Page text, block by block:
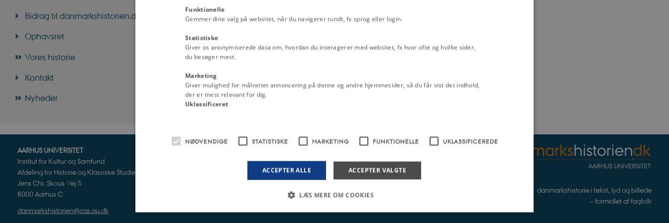
Bidrag til danmarkshistorien.dk
Ophavsret
Vores historie
Kontakt
Nyheder
AARHUS UNIVERSITET
Institut for Kultur og Samfund
Afdeling for Historie og Klassiske Studier
Jens Chr. Skous Vej 5
8000 Aarhus C
danmarkshistorien@cas.au.dk
danmarkshistorie i tekst, lyd og billede
– formidlet af fagfolk
Funktionelle
Gemmer dine valg på websitet, når du navigerer rundt, fx sprog eller login.
Statistiske
Giver os anonymiserede data om, hvordan du interagerer med websitet, fx hvor ofte og hvilke sider,
du besøger mest.
Marketing
Giver mulighed for målrettet annoncering på denne og andre hjemmesider, så du får vist det indhold,
der er mest relevant for dig.
Uklassificeret
NØDVENDIGE STATISTISKE MARKETING FUNKTIONELLE UKLASSIFICEREDE
ACCEPTER ALLE ACCEPTER VALGTE
LÆS MERE OM COOKIES